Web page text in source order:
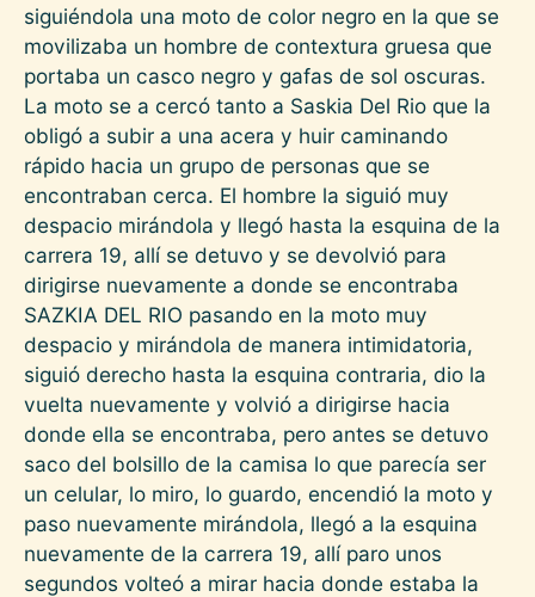
siguiéndola una moto de color negro en la que se
movilizaba un hombre de contextura gruesa que
portaba un casco negro y gafas de sol oscuras.
La moto se a cercó tanto a Saskia Del Rio que la
obligó a subir a una acera y huir caminando
rápido hacia un grupo de personas que se
encontraban cerca. El hombre la siguió muy
despacio mirándola y llegó hasta la esquina de la
carrera 19, allí se detuvo y se devolvió para
dirigirse nuevamente a donde se encontraba
SAZKIA DEL RIO pasando en la moto muy
despacio y mirándola de manera intimidatoria,
siguió derecho hasta la esquina contraria, dio la
vuelta nuevamente y volvió a dirigirse hacia
donde ella se encontraba, pero antes se detuvo
saco del bolsillo de la camisa lo que parecía ser
un celular, lo miro, lo guardo, encendió la moto y
paso nuevamente mirándola, llegó a la esquina
nuevamente de la carrera 19, allí paro unos
segundos volteó a mirar hacia donde estaba la